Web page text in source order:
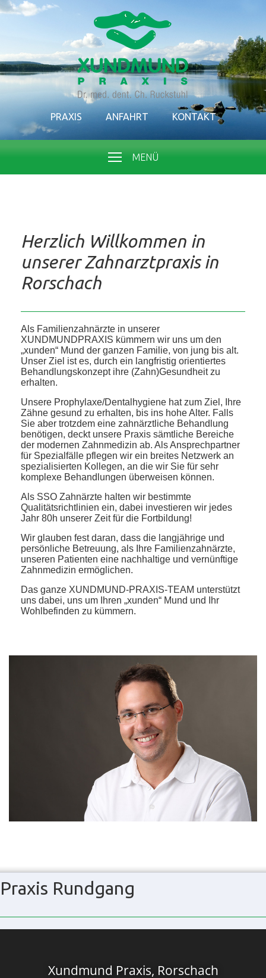
PRAXIS ANFAHRT KONTAKT
MENÜ
Herzlich Willkommen in
unserer Zahnarztpraxis in
Rorschach
Als Familienzahnärzte in unserer
XUNDMUNDPRAXIS kümmern wir uns um den
„xunden“ Mund der ganzen Familie, von jung bis alt.
Unser Ziel ist es, durch ein langfristig orientiertes
Behandlungskonzept ihre (Zahn)Gesundheit zu
erhalten.
Unsere Prophylaxe/Dentalhygiene hat zum Ziel, Ihre
Zähne gesund zu erhalten, bis ins hohe Alter. Falls
Sie aber trotzdem eine zahnärztliche Behandlung
benötigen, deckt unsere Praxis sämtliche Bereiche
der modernen Zahnmedizin ab. Als Ansprechpartner
für Spezialfälle pflegen wir ein breites Netzwerk an
spezialisierten Kollegen, an die wir Sie für sehr
komplexe Behandlungen überweisen können.
Als SSO Zahnärzte halten wir bestimmte
Qualitätsrichtlinien ein, dabei investieren wir jedes
Jahr 80h unserer Zeit für die Fortbildung!
Wir glauben fest daran, dass die langjährige und
persönliche Betreuung, als Ihre Familienzahnärzte,
unseren Patienten eine nachhaltige und vernünftige
Zahnmedizin ermöglichen.
Das ganze XUNDMUND-PRAXIS-TEAM unterstützt
uns dabei, uns um Ihren „xunden“ Mund und Ihr
Wohlbefinden zu kümmern.
Praxis Rundgang